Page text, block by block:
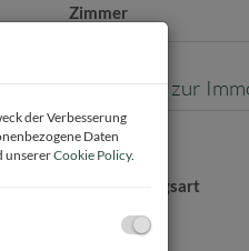
Zimmer
Basisdaten zur
Objektnr.
Zimmer
Vermarktungsart
der Verbesserung
Daten
unsererCookie Policy.